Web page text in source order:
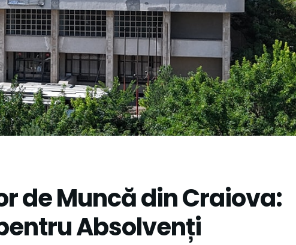
de Muncă din Craiova:
Absolvenți